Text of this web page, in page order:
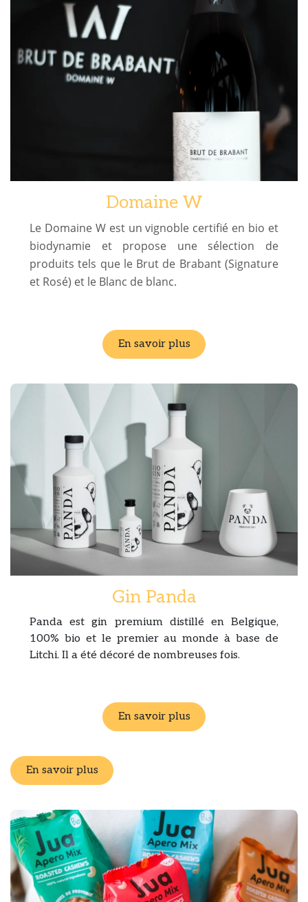
Domaine W
Le Domaine W est un vignoble certifié en bio et
biodynamie et propose une sélection de
produits tels que le Brut de Brabant (Signature
et Rosé) et le Blanc de blanc.
En savoir plus
Gin Panda
Panda est gin premium distillé en Belgique,
100% bio et le premier au monde à base de
Litchi. Il a été décoré de nombreuses fois.
En savoir plus
En savoir plus